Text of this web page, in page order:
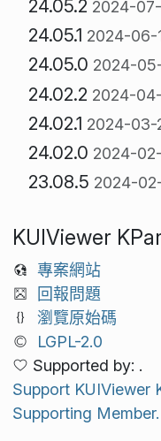
24.05.2 2024-
24.05.1 2024-06-
24.05.0 2024-
24.02.2 2024-04-
24.02.1 2024-03-
24.02.0 2024-
23.08.5 2024-
KUIViewer
專案網站
回報問題
瀏覽原始碼
LGPL-2.0
Supported by: .
Support KUIViewer
Supporting Member.